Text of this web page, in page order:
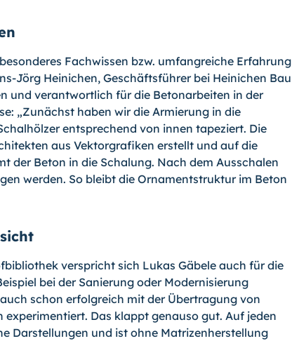
Fachwissen bzw. umfangreiche Erfahrung
Jörg Heinichen, Geschäftsführer bei Heinichen Bau
und verantwortlich für die Betonarbeiten in der
„Zunächst haben wir die Armierung in die
entsprechend von innen tapeziert. Die
aus Vek­torgrafiken erstellt und auf die
der Beton in die Schalung. Nach dem Ausschalen
werden. So bleibt die Ornamentstruktur im Beton
verspricht sich Lukas Gäbele auch für die
bei der Sanierung oder Moder­nisierung
schon erfolgreich mit der Übertragung von
Das klappt genauso gut. Auf jeden
Darstellungen und ist ohne Matrizenherstellung